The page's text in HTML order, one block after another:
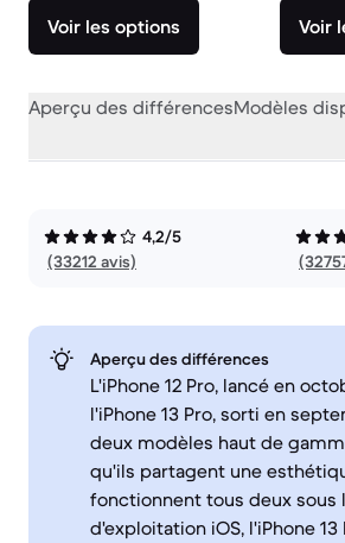
Voir les options Voir
Aperçu des différencesModèles
4,2/5
(33212 avis)
Aperçu des différences
L'iPhone 12 Pro, lancé en
l'iPhone 13 Pro, sorti en
deux modèles haut de
qu'ils partagent une
fonctionnent tous deux sous
d'exploitation iOS, l'iPhone